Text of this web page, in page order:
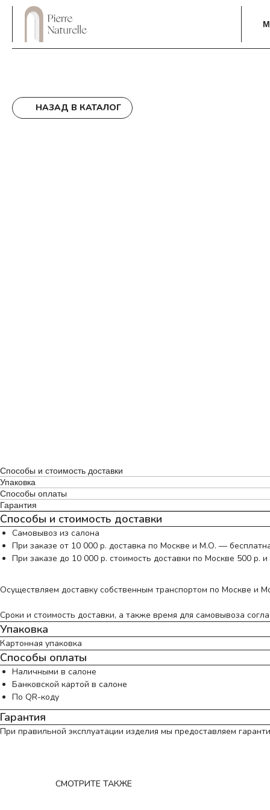
НАЗАД В КАТАЛОГ
Способы и стоимость доставки
Упаковка
Способы оплаты
Гарантия
Способы и стоимость доставки
Самовывоз из салона
При заказе от 10 000 р. доставка по Москве и М.О. —
При заказе до 10 000 р. стоимость доставки по Москве 500 р.
Осуществляем доставку собственным транспортом по Москве и
Сроки и стоимость доставки, а также время для самовывоза
Упаковка
Картонная упаковка
Способы оплаты
Наличными в салоне
Банковской картой в салоне
По QR-коду
Гарантия
При правильной эксплуатации изделия мы предоставляем
СМОТРИТЕ ТАКЖЕ